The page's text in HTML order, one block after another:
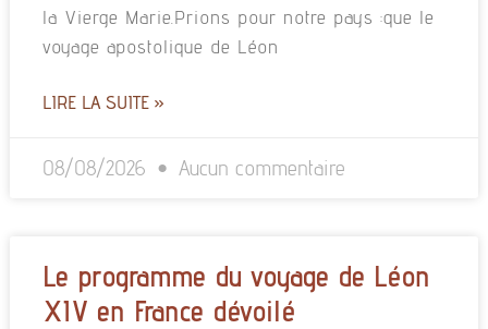
la Vierge Marie.Prions pour notre pays :que le
voyage apostolique de Léon
LIRE LA SUITE »
08/08/2026 Aucun commentaire
Le programme du voyage de Léon
XIV en France dévoilé